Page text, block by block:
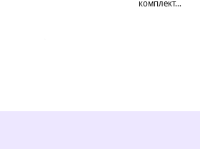
комплект…